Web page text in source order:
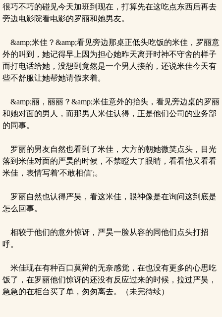
很巧不巧的碰见今天加班到现在，打算先在这吃点东西后再去
旁边电影院看电影的罗丽和她男友。
&amp;米佳？&amp;看见旁边那桌正低头吃饭的米佳，罗丽意
外的叫到，她记得早上因为担心她昨天离开时神不守舍的样子
而打电话给她，没想到竟然是一个男人接的，还说米佳今天有
些不舒服让她帮她请假来着。
&amp;丽，丽丽？&amp;米佳意外的抬头，看见旁边桌的罗丽
和她对面的男人，而那男人米佳认得，正是他们公司的业务部
的同事。
罗丽的男友自然也看到了米佳，大方的朝她微笑点头，目光
落到米佳对面的严昊的时候，不禁瞪大了眼睛，看看他又看看
米佳，表情写着'不敢相信';。
罗丽自然也认得严昊，看这米佳，眼神像是在询问这到底是
怎么回事。
相较于他们的意外惊讶，严昊一脸从容的同他们点头打招
呼。
米佳现在有种百口莫辩的无奈感觉，在也没有更多的心思吃
饭了，在罗丽他们惊讶的还没有反应过来的时候，拉过严昊，
急急的在柜台买了单，匆匆离去。（未完待续）